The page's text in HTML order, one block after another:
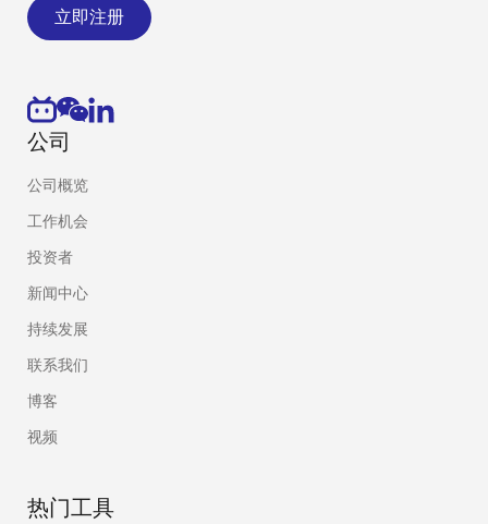
立即注册
公司
公司概览
工作机会
投资者
新闻中心
持续发展
联系我们
博客
视频
热门工具